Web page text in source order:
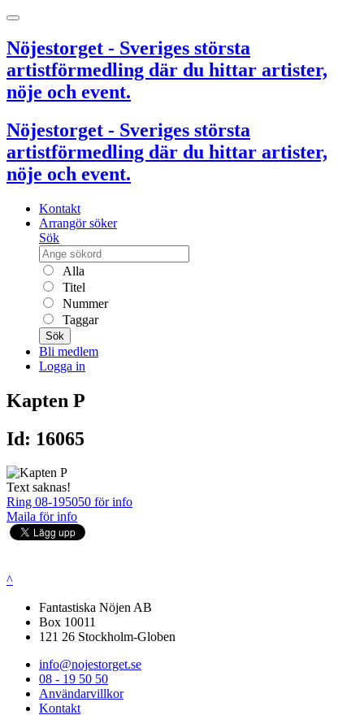
Nöjestorget - Sveriges största
artistförmedling där du hittar artister,
nöje och event.
Nöjestorget - Sveriges största
artistförmedling där du hittar artister,
nöje och event.
Kontakt
Arrangör söker
Sök
Alla
Titel
Nummer
Taggar
Sök
Bli medlem
Logga in
Kapten P
Id: 16065
Text saknas!
Ring 08-195050 för info
Maila för info
^
Fantastiska Nöjen AB
Box 10011
121 26 Stockholm-Globen
info@nojestorget.se
08 - 19 50 50
Användarvillkor
Kontakt